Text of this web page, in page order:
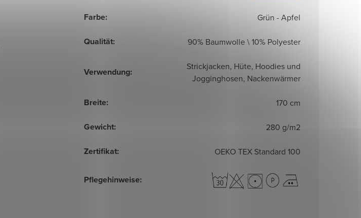
Farbe: Grün - Apfel
Qualität: 90% Baumwolle \ 10% Polyester
Verwendung:
Strickjacken, Hüte, Hoodies und
Jogginghosen, Nackenwärmer
Breite: 170 cm
Gewicht: 280 g/m2
Zertifikat: OEKO TEX Standard 100
Pflegehinweise: